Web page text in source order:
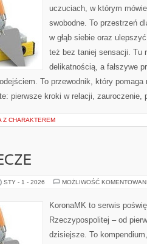
uczuciach, w którym
swobodne. To przestrzeń
w głąb siebie oraz
też bez taniej sensacji. Tu
delikatnością, a fałszywe
To przewodnik, który
pierwsze kroki w relacji,
Z CHARAKTEREM
STY - 1 - 2026 MOŻLIWOŚĆ
KoronaMK to serwis
Rzeczypospolitej – od
dzisiejsze. To